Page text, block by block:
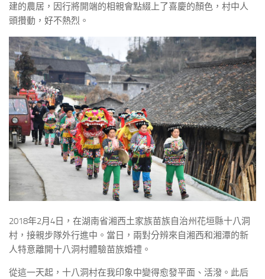
建的農居，因行將開端的相親會點綴上了喜慶的顏色，村中人
頭攢動，好不熱烈。
2018年2月4日，在湖南省湘西土家族苗族自治州花垣縣十八洞
村，接親步隊外行進中。當日，兩對分辨來自湘西和湘潭的新
人特意離開十八洞村體驗苗族婚禮。
從這一天起，十八洞村在我印象中變得愈發平面、活潑。此后